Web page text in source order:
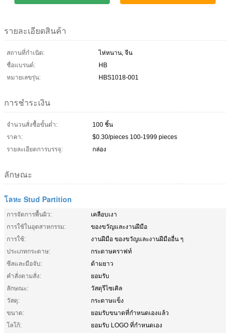
รายละเอียดสินค้า
สถานที่กำเนิด:
ไห่หนาน, จีน
ชื่อแบรนด์:
HB
หมายเลขรุ่น:
HBS1018-001
การชำระเงิน
จำนวนสั่งซื้อขั้นต่ำ:
100 ชิ้น
ราคา:
$0.30/pieces 100-1999 pieces
รายละเอียดการบรรจุ:
กล่อง
ลักษณะ
โลหะ Stud Partition
การจัดการพื้นผิว:
เคลือบเงา
การใช้ในอุตสาหกรรม:
ของขวัญและงานฝีมือ
การใช้:
งานฝีมือ ของขวัญและงานฝีมืออื่น ๆ
ประเภทกระดาษ:
กระดาษคราฟท์
ซีลและมือจับ:
ด้ามยาว
คําสั่งตามสั่ง:
ยอมรับ
ลักษณะ:
วัสดุรีไซเคิล
วัสดุ:
กระดาษแข็ง
ขนาด:
ยอมรับขนาดที่กำหนดเองแล้ว
โลโก้:
ยอมรับ LOGO ที่กําหนดเอง